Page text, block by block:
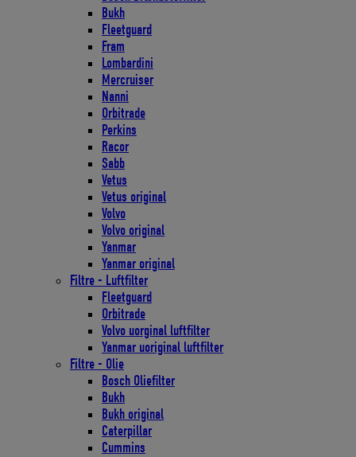
Bukh
Fleetguard
Fram
Lombardini
Mercruiser
Nanni
Orbitrade
Perkins
Racor
Sabb
Vetus
Vetus original
Volvo
Volvo original
Yanmar
Yanmar original
Filtre - Luftfilter
Fleetguard
Orbitrade
Volvo uorginal luftfilter
Yanmar uoriginal luftfilter
Filtre - Olie
Bosch Oliefilter
Bukh
Bukh original
Caterpillar
Cummins